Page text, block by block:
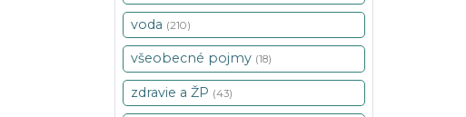
voda (210)
všeobecné pojmy (18)
zdravie a ŽP (43)